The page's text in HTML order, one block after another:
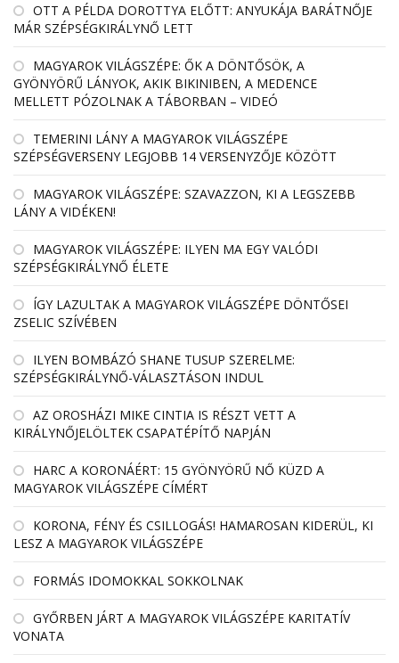
OTT A PÉLDA DOROTTYA ELŐTT: ANYUKÁJA BARÁTNŐJE
MÁR SZÉPSÉGKIRÁLYNŐ LETT
MAGYAROK VILÁGSZÉPE: ŐK A DÖNTŐSÖK, A
GYÖNYÖRŰ LÁNYOK, AKIK BIKINIBEN, A MEDENCE
MELLETT PÓZOLNAK A TÁBORBAN – VIDEÓ
TEMERINI LÁNY A MAGYAROK VILÁGSZÉPE
SZÉPSÉGVERSENY LEGJOBB 14 VERSENYZŐJE KÖZÖTT
MAGYAROK VILÁGSZÉPE: SZAVAZZON, KI A LEGSZEBB
LÁNY A VIDÉKEN!
MAGYAROK VILÁGSZÉPE: ILYEN MA EGY VALÓDI
SZÉPSÉGKIRÁLYNŐ ÉLETE
ÍGY LAZULTAK A MAGYAROK VILÁGSZÉPE DÖNTŐSEI
ZSELIC SZÍVÉBEN
ILYEN BOMBÁZÓ SHANE TUSUP SZERELME:
SZÉPSÉGKIRÁLYNŐ-VÁLASZTÁSON INDUL
AZ OROSHÁZI MIKE CINTIA IS RÉSZT VETT A
KIRÁLYNŐJELÖLTEK CSAPATÉPÍTŐ NAPJÁN
HARC A KORONÁÉRT: 15 GYÖNYÖRŰ NŐ KÜZD A
MAGYAROK VILÁGSZÉPE CÍMÉRT
KORONA, FÉNY ÉS CSILLOGÁS! HAMAROSAN KIDERÜL, KI
LESZ A MAGYAROK VILÁGSZÉPE
FORMÁS IDOMOKKAL SOKKOLNAK
GYŐRBEN JÁRT A MAGYAROK VILÁGSZÉPE KARITATÍV
VONATA